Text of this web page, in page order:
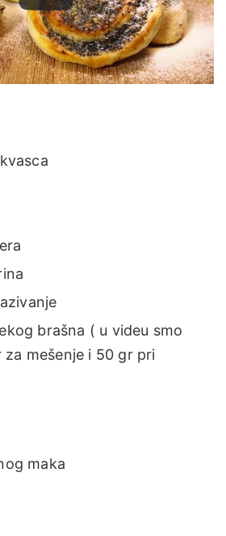
brašna ( u videu smo
mešenje i 50 gr pri
maka